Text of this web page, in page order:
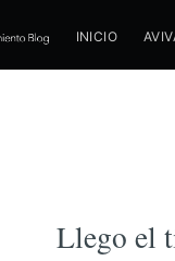
INICIO
Llego el